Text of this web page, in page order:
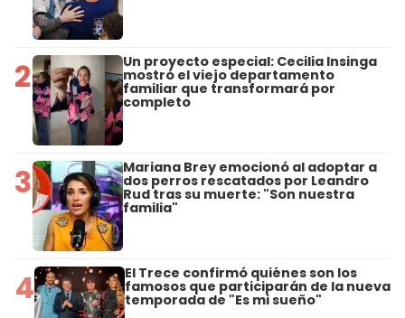
2 Un proyecto especial: Cecilia Insinga
mostró el viejo departamento
familiar que transformará por
completo
3 Mariana Brey emocionó al adoptar a
dos perros rescatados por Leandro
Rud tras su muerte: "Son nuestra
familia"
4 El Trece confirmó quiénes son los
famosos que participarán de la nueva
temporada de "Es mi sueño"